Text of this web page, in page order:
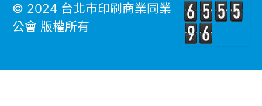
© 2024 台北市印刷商業同業
公會 版權所有